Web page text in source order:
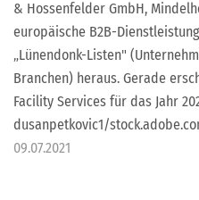
& Hossenfelder GmbH,
europäische B2B-
„Lünendonk-Listen"
Branchen) heraus. Gerade
Facility Services für das Jahr
dusanpetkovic1/
09.07.2021